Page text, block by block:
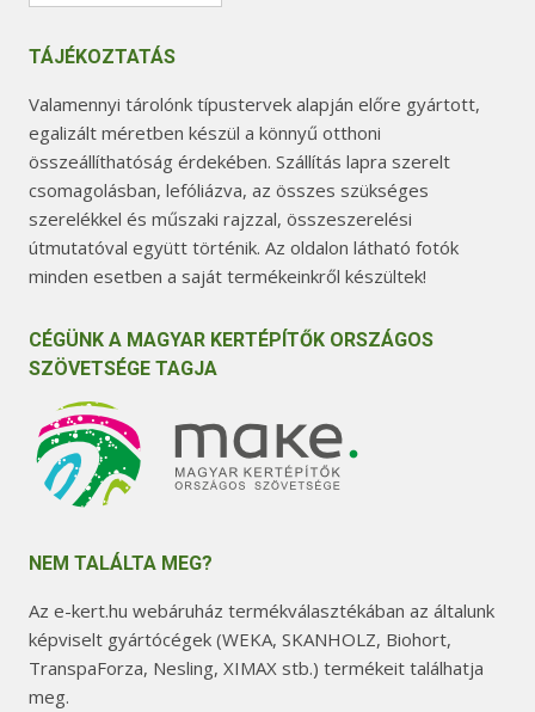
TÁJÉKOZTATÁS
Valamennyi tárolónk típustervek alapján előre gyártott,
egalizált méretben készül a könnyű otthoni
összeállíthatóság érdekében. Szállítás lapra szerelt
csomagolásban, lefóliázva, az összes szükséges
szerelékkel és műszaki rajzzal, összeszerelési
útmutatóval együtt történik. Az oldalon látható fotók
minden esetben a saját termékeinkről készültek!
CÉGÜNK A MAGYAR KERTÉPÍTŐK ORSZÁGOS
SZÖVETSÉGE TAGJA
NEM TALÁLTA MEG?
Az e-kert.hu webáruház termékválasztékában az általunk
képviselt gyártócégek (WEKA, SKANHOLZ, Biohort,
TranspaForza, Nesling, XIMAX stb.) termékeit találhatja
meg.